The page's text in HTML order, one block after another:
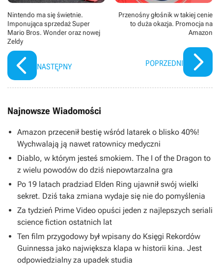
Nintendo ma się świetnie.
Imponująca sprzedaż Super
Mario Bros. Wonder oraz nowej
Zeldy
NASTĘPNY
Przenośny głośnik w takiej cenie
to duża okazja. Promocja na
Amazon
POPRZEDNI
Najnowsze Wiadomości
Amazon przecenił bestię wśród latarek o blisko 40%!
Wychwalają ją nawet ratownicy medyczni
Diablo, w którym jesteś smokiem. The I of the Dragon to
z wielu powodów do dziś niepowtarzalna gra
Po 19 latach pradziad Elden Ring ujawnił swój wielki
sekret. Dziś taka zmiana wydaje się nie do pomyślenia
Za tydzień Prime Video opuści jeden z najlepszych seriali
science fiction ostatnich lat
Ten film przygodowy był wpisany do Księgi Rekordów
Guinnessa jako największa klapa w historii kina. Jest
odpowiedzialny za upadek studia